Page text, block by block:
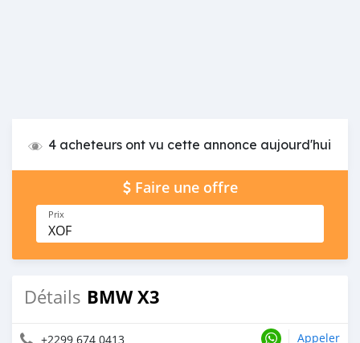
4 acheteurs ont vu cette annonce aujourd'hui
Faire une offre
Prix
XOF
Détails BMW X3
+2299 674 0413 Appeler